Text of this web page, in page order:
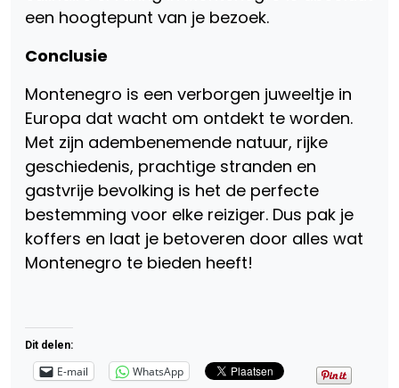
een hoogtepunt van je bezoek.
Conclusie
Montenegro is een verborgen juweeltje in
Europa dat wacht om ontdekt te worden.
Met zijn adembenemende natuur, rijke
geschiedenis, prachtige stranden en
gastvrije bevolking is het de perfecte
bestemming voor elke reiziger. Dus pak je
koffers en laat je betoveren door alles wat
Montenegro te bieden heeft!
Dit delen:
E-mail WhatsApp